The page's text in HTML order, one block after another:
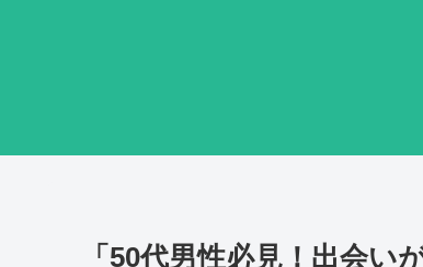
「50代男性必見！出会い